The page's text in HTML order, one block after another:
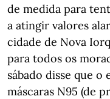
de medida para
a atingir valores
cidade de Nova
para todos os
sábado disse que o
máscaras N95 (de